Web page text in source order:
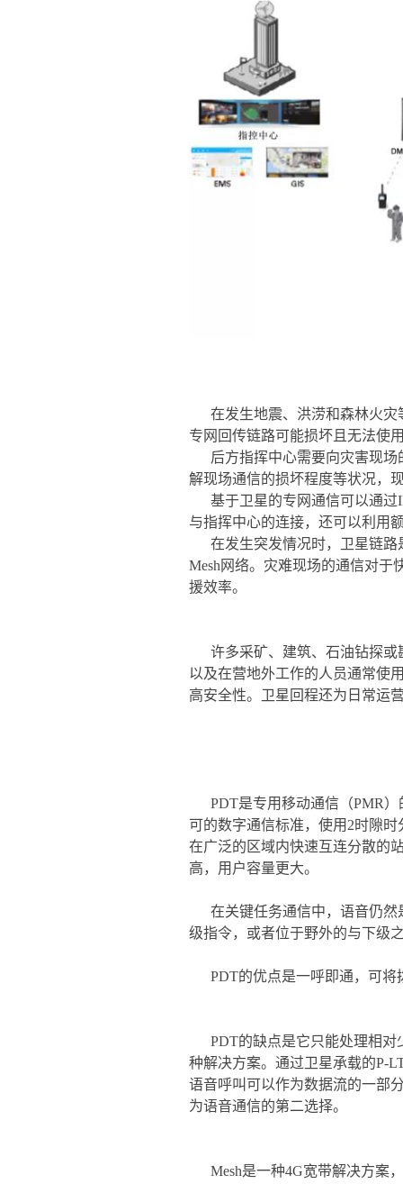
在发生地震、洪涝和森林火
专网回传链路可能损坏且无法使
后方指挥中心需要向灾害现
解现场通信的损坏程度等状况，
基于卫星的专网通信可以通
与指挥中心的连接，还可以利用
在发生突发情况时，卫星链
Mesh网络。灾难现场的通信对
援效率。
许多采矿、建筑、石油钻探
以及在营地外工作的人员通常使
高安全性。卫星回程还为日常运
PDT是专用移动通信（PMR
可的数字通信标准，使用2时隙
在广泛的区域内快速互连分散的
高，用户容量更大。
在关键任务通信中，语音仍
级指令，或者位于野外的与下级
PDT的优点是一呼即通，可
PDT的缺点是它只能处理相
种解决方案。通过卫星承载的P-
语音呼叫可以作为数据流的一部
为语音通信的第二选择。
Mesh是一种4G宽带解决方案